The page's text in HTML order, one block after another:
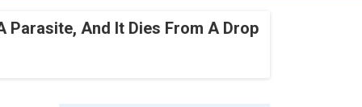
Parasite, And It Dies From A Drop